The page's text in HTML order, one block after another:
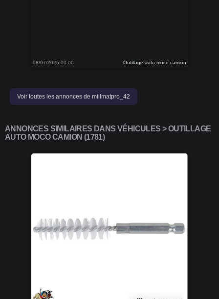
08/07/2026 00:00 Outillage auto moco camion
Voir toutes les annonces de millmatpro_42
ANNONCES SIMILAIRES DANS VÉHICULES > OUTILLAGE
AUTO MOCO CAMION (1781)